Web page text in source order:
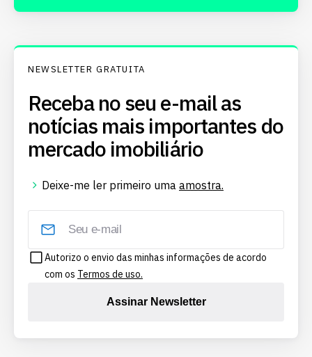
NEWSLETTER GRATUITA
Receba no seu e-mail as
notícias mais importantes do
mercado imobiliário
Deixe-me ler primeiro uma amostra.
Autorizo o envio das minhas informações de acordo
com os Termos de uso.
Assinar Newsletter